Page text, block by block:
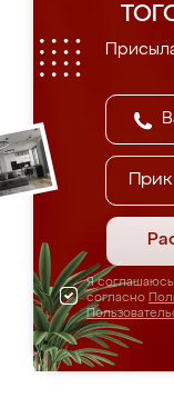
Я
согласно